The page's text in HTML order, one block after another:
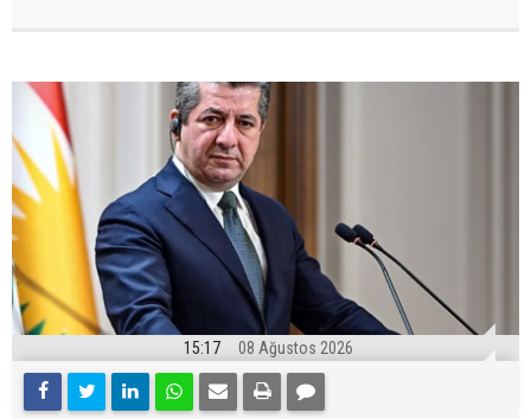
15:17 08 Ağustos 2026